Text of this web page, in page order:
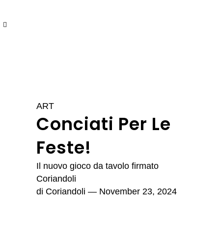
ART
Conciati Per Le
Feste!
Il nuovo gioco da tavolo firmato
Coriandoli
di Coriandoli — November 23, 2024